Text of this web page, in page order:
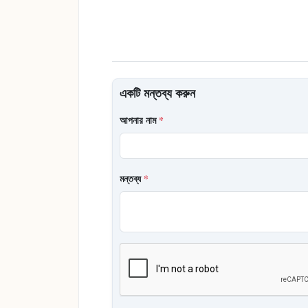
একটি মন্তব্য করুন
আপনার নাম*
মন্তব্য*